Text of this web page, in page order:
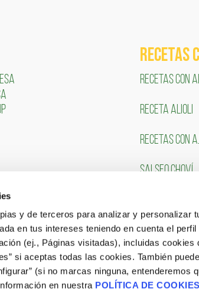
y de terceros para analizar y personalizar
en tus intereses teniendo en cuenta el
(ej., Páginas visitadas), incluidas cookies
si aceptas todas las cookies. También
(si no marcas ninguna, entenderemos
en nuestra POLÍTICA DE COOKIES
RECETAS
RECETAS CON
RECETA ALIOLI
RECETAS CON
SALSEO CHOVÍ
CLIENTES TRABAJA
Portal de
CONSULTA